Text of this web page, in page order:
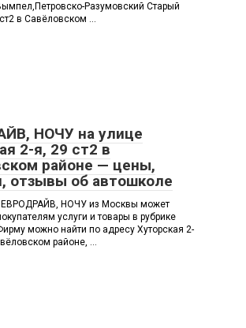
Разумовский Старый
в Савёловском ...
НОЧУ на улице
2-я, 29 ст2 в
районе — цены,
отзывы об автошколе
ЕВРОДРАЙВ, НОЧУ из Москвы может
услуги и товары в рубрике
можно найти по адресу Хуторская 2-
районе, ...